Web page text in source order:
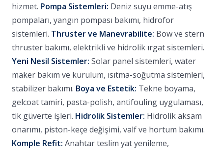
hizmet. Pompa Sistemleri: Deniz suyu emme-atış
pompaları, yangın pompası bakımı, hidrofor
sistemleri. Thruster ve Manevrabilite: Bow ve stern
thruster bakımı, elektrikli ve hidrolik ırgat sistemleri.
Yeni Nesil Sistemler: Solar panel sistemleri, water
maker bakım ve kurulum, ısıtma-soğutma sistemleri,
stabilizer bakımı. Boya ve Estetik: Tekne boyama,
gelcoat tamiri, pasta-polish, antifouling uygulaması,
tik güverte işleri. Hidrolik Sistemler: Hidrolik aksam
onarımı, piston-keçe değişimi, valf ve hortum bakımı.
Komple Refit: Anahtar teslim yat yenileme,